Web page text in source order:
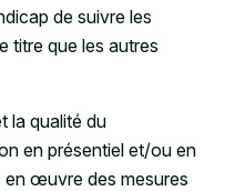
de suivre les
titre que les autres
la qualité du
en présentiel et/ou en
en œuvre des mesures